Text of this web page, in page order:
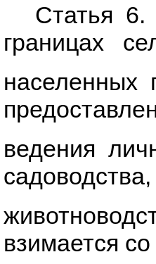
Статья 6.
границах
населенных
ведения
взимается